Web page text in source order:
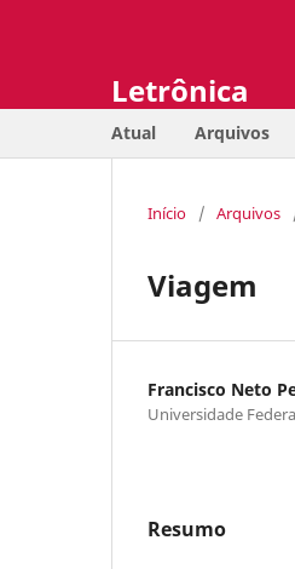
Letrônica
Atual Arquivos
Início / Arquivos
Viagem
Francisco Neto
Universidade
Resumo